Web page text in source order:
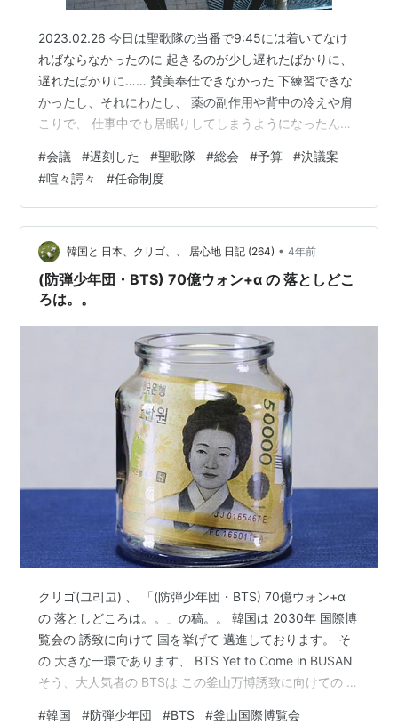
2023.02.26 今日は聖歌隊の当番で9:45には着いてなけ
ればならなかったのに 起きるのが少し遅れたばかりに、
遅れたばかりに…… 賛美奉仕できなかった 下練習できな
かったし、それにわたし、 薬の副作用や背中の冷えや肩
こりで、 仕事中でも居眠りしてしまうようになったんで
ないよう後ろに座りなさい。」と言われて 今日の奉仕は
チャラでした 遅れたのは気を付ければいいけど、 眠気だ
けはいつでもどこでもわたしを襲ってくる それで相談し
たら 👩🏻‍🦱「次からは聖歌隊席のアルト側の端っこなら
壁にこっそり寄りかかっていいよ。」 とのことで、良か
った(…
#会議 #遅刻した #聖歌隊 #総会 #予算 #決議案
#喧々諤々 #任命制度
韓国と 日本、クリゴ、、 居心地 日記 (264) • 4年前
(防弾少年団・BTS) 70億ウォン+α の 落としどこ
ろは。。
クリゴ(그리고) 、 「(防弾少年団・BTS) 70億ウォン+α
の 落としどころは。。」の稿。。 韓国は 2030年 国際博
覧会の 誘致に向けて 国を挙げて 邁進しております。 そ
の 大きな一環であります、 BTS Yet to Come in BUSAN
そう、大人気者の BTSは この釜山万博誘致に向けての 広
#韓国 #防弾少年団 #BTS #釜山国際博覧会